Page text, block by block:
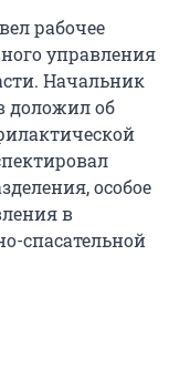
рабочее
управления
Начальник
доложил об
особое
в
спасательной